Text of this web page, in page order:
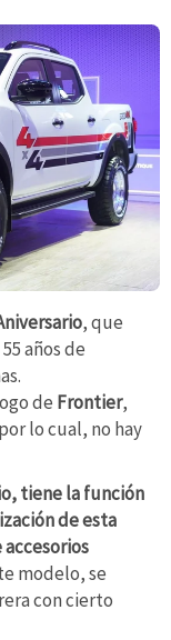
, que
años de
de Frontier,
lo cual, no hay
tiene la función
de esta
modelo, se
con cierto